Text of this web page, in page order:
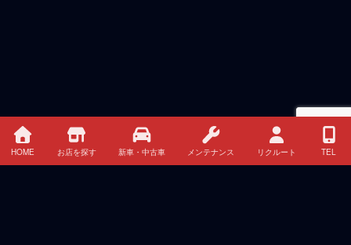
HOME お店を探す 新車・中古車 メンテナンス リクルート TEL